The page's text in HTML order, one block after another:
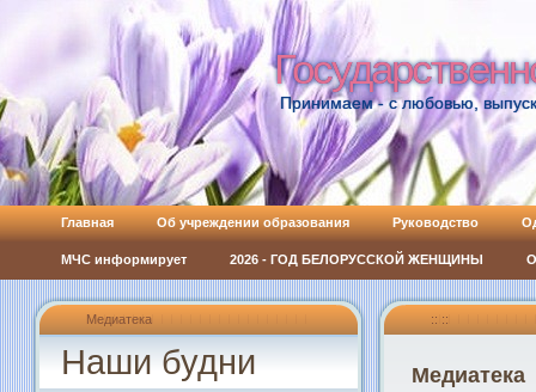
Принимаем - с любовью,
Главная Об учреждении образования Руководство
МЧС информирует 2026 - ГОД БЕЛОРУССКОЙ ЖЕНЩИНЫ
Медиатека
Наши будни
:: ::
Медиатека